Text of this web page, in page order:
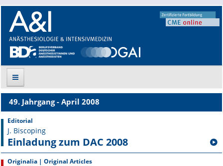
Suche
Aktuelle Ausgabe
Leitlinien
49. Jahrgang - April 2008
Editorial
J. Biscoping
Einladung zum DAC 2008
Originalia | Original Articles